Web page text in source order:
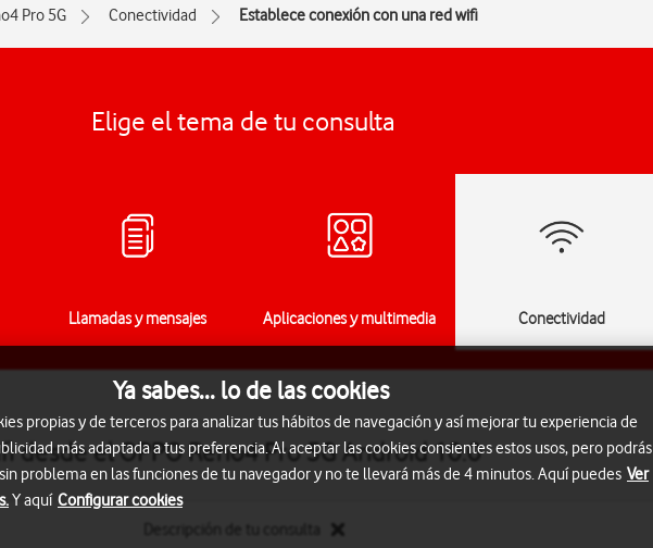
Pro 5G Conectividad Establece conexión con una red wifi
Elige el tema de tu consulta
Llamadas y mensajes Aplicaciones y multimedia Conectividad
el OPPO Reno4 Pro 5G Android 10.0
Ya sabes... lo de las cookies
propias y de terceros para analizar tus hábitos de navegación y así mejorar tu experiencia de
más adaptada a tus preferencia. Al aceptar las cookies consientes estos usos, pero podrás
problema en las funciones de tu navegador y no te llevará más de 4 minutos. Aquí puedes Ver
Y aquí Configurar cookies